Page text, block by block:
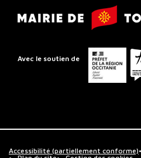
ToulouseMairie
de
Avec le soutien de
de
la
Accessibilité (partiellement conforme)